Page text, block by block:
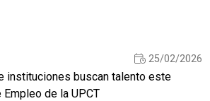
25/02/2026
instituciones buscan talento este
de la UPCT